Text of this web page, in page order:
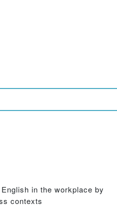
in the workplace by
contexts